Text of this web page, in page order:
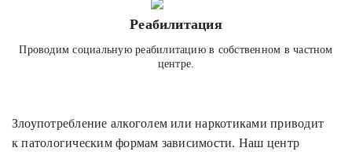
Реабилитация
Проводим социальную реабилитацию в собственном в частном
центре.
Злоупотребление алкоголем или наркотиками приводит
к патологическим формам зависимости. Наш центр